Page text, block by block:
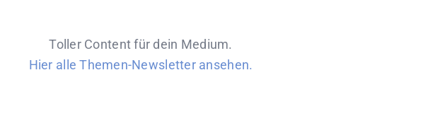
Toller Content für dein Medium.
Hier alle Themen-Newsletter ansehen.